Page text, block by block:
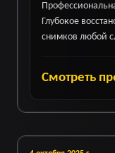
Глубокое
снимков любой
Смотреть